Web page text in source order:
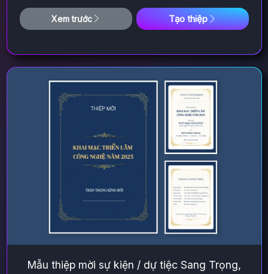
Xem trước Tạo thiệp
Mẫu thiệp mời sự kiện / dự tiệc Sang Trọng,